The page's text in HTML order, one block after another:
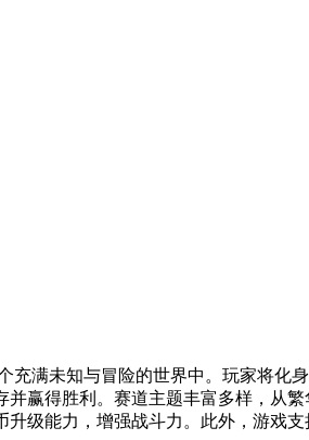
充满未知与冒险的世界中。玩家将
赢得胜利。赛道主题丰富多样，从
级能力，增强战斗力。此外，游戏